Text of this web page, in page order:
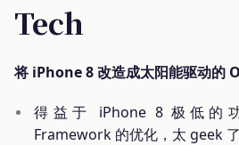
Tech
将 iPhone 8 改造成太阳能驱动的
得益于 iPhone 8 极低的
Framework 的优化，太 geek 了